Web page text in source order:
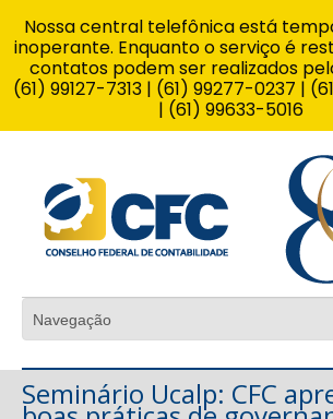
Seminário Ucalp: CFC
Nossa central telefônica está
inoperante. Enquanto o serviço é
contatos podem ser realizados
(61) 99127-7313 | (61) 99277-0237 |
| (61) 99633-5016